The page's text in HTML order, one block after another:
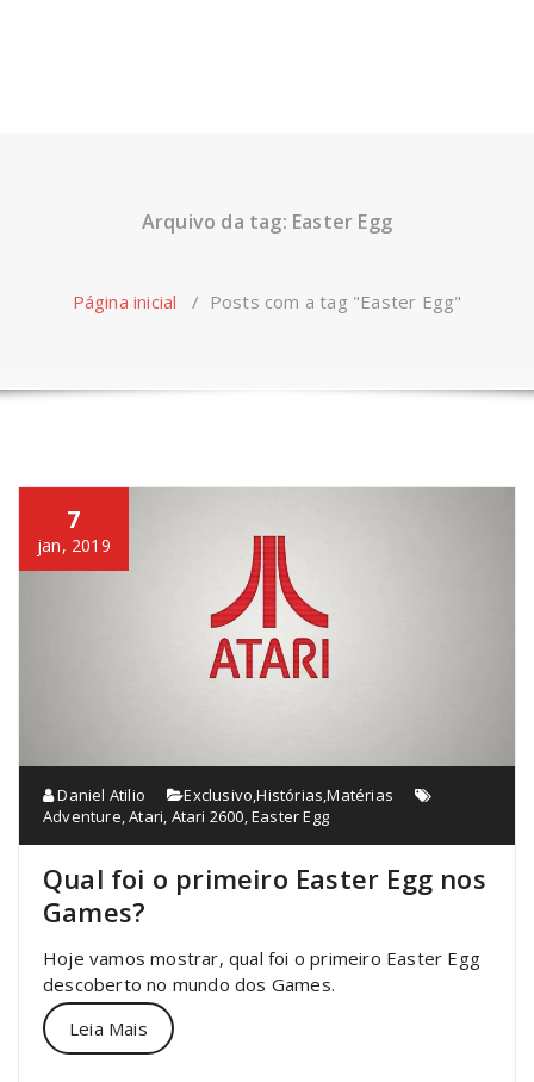
Arquivo da tag: Easter Egg
Página inicial / Posts com a tag "Easter Egg"
7
jan, 2019
Daniel Atilio Exclusivo ,Histórias ,Matérias
Adventure ,Atari Atari 2600 ,Easter Egg
Qual foi o primeiro Easter Egg nos
Games?
Hoje vamos mostrar, qual foi o primeiro Easter Egg
descoberto no mundo dos Games.
Leia Mais